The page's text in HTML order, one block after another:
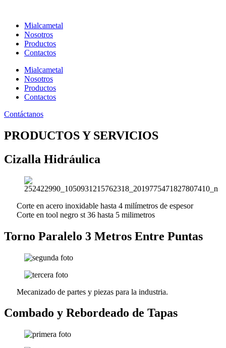
contenidoMialcametal
Nosotros
Productos
Contactos
Mialcametal
Nosotros
Productos
Contactos
Contáctanos
PRODUCTOS Y SERVICIOS
Cizalla Hidráulica
Corte en acero inoxidable hasta 4 milímetros de espesor
Corte en tool negro st 36 hasta 5 milimetros
Torno Paralelo 3 Metros Entre Puntas
Mecanizado de partes y piezas para la industria.
Combado y Rebordeado de Tapas